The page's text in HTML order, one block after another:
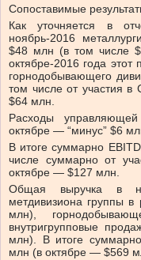
Сопоставимые
Как уточняется в
ноябрь-2016
$48 млн (в том числе
октябре-2016 года этот
горнодобывающего
том числе от участия
$64 млн.
Расходы
октябре — “минус” $6
В итоге суммарно
числе суммарно от
октябре — $127 млн.
Общая выручка в
метдивизиона группы
млн),
внутригрупповые
млн). В итоге
млн (в октябре — $569